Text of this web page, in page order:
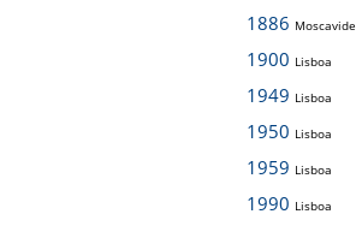
1886 Moscavide
1900 Lisboa
1949 Lisboa
1950 Lisboa
1959 Lisboa
1990 Lisboa